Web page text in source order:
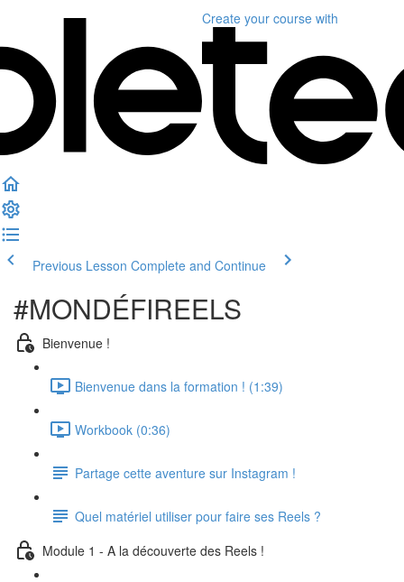
Create your course with
Previous Lesson Complete and Continue
#MONDÉFIREELS
Bienvenue !
Bienvenue dans la formation ! (1:39)
Workbook (0:36)
Partage cette aventure sur Instagram !
Quel matériel utiliser pour faire ses Reels ?
Module 1 - A la découverte des Reels !